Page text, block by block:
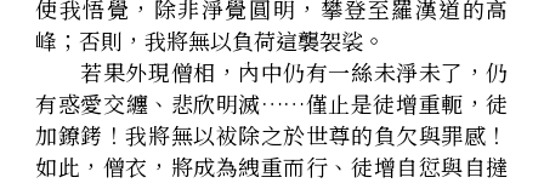
使我悟覺，除非淨覺圓明，攀登至羅漢道的高
峰；否則，我將無以負荷這襲袈裟。
若果外現僧相，內中仍有一絲未淨未了，仍
有惑愛交纏、悲欣明滅……僅止是徒增重軛，徒
加鐐銬！我將無以袚除之於世尊的負欠與罪感！
如此，僧衣，將成為絏重而行、徒增自愆與自撻